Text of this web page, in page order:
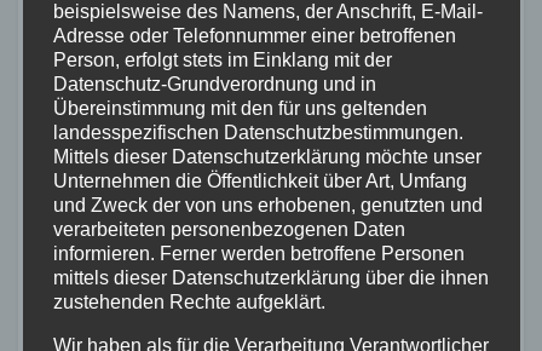
• Die Rückfahrt erfolgt entsprechend
• Folgende Haltestellen werden nicht
angefahren: „Balduinbrücke“, „Lützel-
Bf./Schüllerplatz“, „An der Ringmauer“,
„Bodelschwinghstraße“, „Am Petersberg“,
„Falkenstein-Kaserne“
beispielsweise des Namens, der Anschrift, E-Mail-
Adresse oder Telefonnummer einer betroffenen
Person, erfolgt stets im Einklang mit der
Datenschutz-Grundverordnung und in
Übereinstimmung mit den für uns geltenden
landesspezifischen Datenschutzbestimmungen.
Mittels dieser Datenschutzerklärung möchte unser
Unternehmen die Öffentlichkeit über Art, Umfang
und Zweck der von uns erhobenen, genutzten und
verarbeiteten personenbezogenen Daten
informieren. Ferner werden betroffene Personen
mittels dieser Datenschutzerklärung über die ihnen
zustehenden Rechte aufgeklärt.
Wir haben als für die Verarbeitung Verantwortlicher